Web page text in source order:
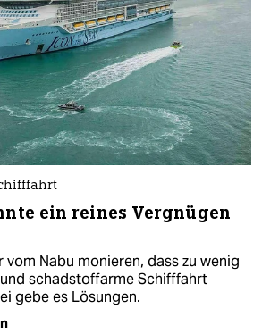
ein reines Vergnügen
vom Nabu monieren, dass zu wenig
schadstoffarme Schifffahrt
gebe es Lösungen.